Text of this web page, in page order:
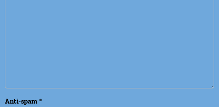
Anti-spam